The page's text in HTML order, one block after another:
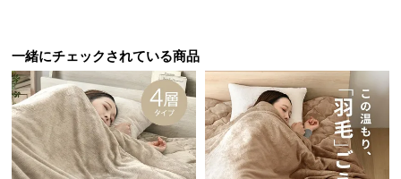
に
つ
い
て
小
型
一緒にチェックされている商品